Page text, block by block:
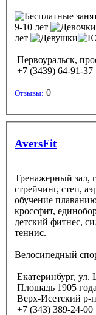
9-10 лет
лет
Первоуральск,
+7 (3439) 64-91-37
Отзывы: 0
AversFit
Тренажерный зал,
стрейчинг, степ,
обучение
кроссфит,
детский фитнес,
теннис.
Велосипедный
Екатеринбург,
Площадь 1905 года
Верх-Исетский р-н
+7 (343) 389-24-00